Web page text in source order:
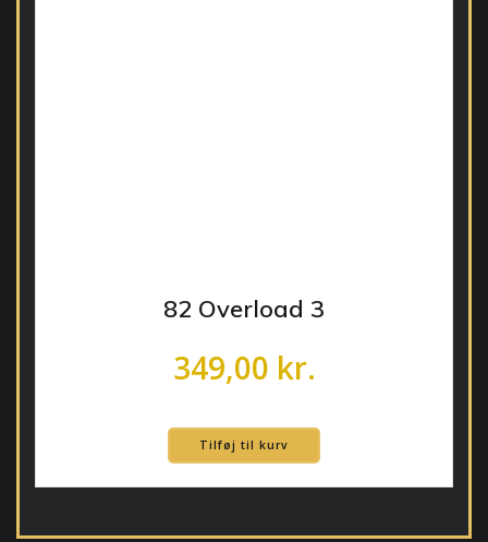
82 Overload 3
349,00 kr.
Tilføj til kurv